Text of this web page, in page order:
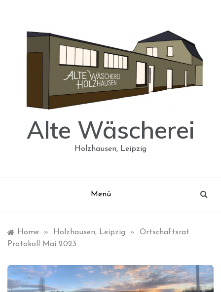
Alte Wäscherei
Holzhausen, Leipzig
Menü
Home » Holzhausen, Leipzig »
Ortschaftsrat
Protokoll Mai 2023